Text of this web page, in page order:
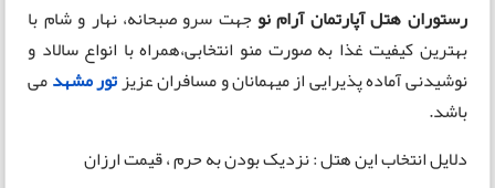
رستوران هتل آپارتمان آرام نوجهت سرو صبحانه، نهار و شام با
بهترین کیفیت غذا به صورت منو انتخابی،همراه با انواع سالاد و
نوشیدنی آماده پذیرایی از میهمانان و مسافران عزیزتور مشهدمی
باشد.
دلایل انتخاب این هتل : نزدیک بودن به حرم ، قیمت ارزان